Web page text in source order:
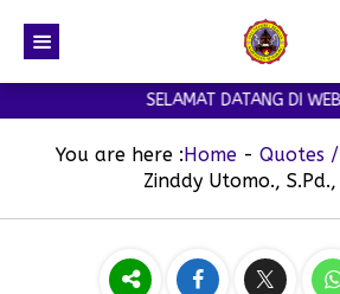
SELAMAT DATANG DI
You are here :Home - Quotes
Zinddy Utomo., S.Pd.,